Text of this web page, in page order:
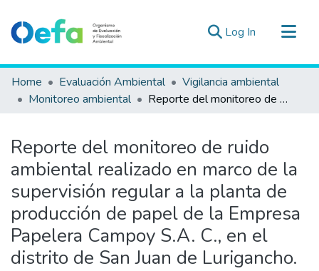
Log In (current)
Communities & Collections
All of DSpace
Estad. Externas
Guias ▾
Home Evaluación Ambiental
Vigilancia ambiental
Monitoreo ambiental
Reporte del monitoreo de ruido ambiental realizado en marco de la supervisión regular a la planta de producción de papel de la Empresa Papelera Campoy S.A. C., en el distrito de San Juan de Lurigancho.
Reporte del monitoreo de ruido
ambiental realizado en marco de la
supervisión regular a la planta de
producción de papel de la Empresa
Papelera Campoy S.A. C., en el
distrito de San Juan de Lurigancho.